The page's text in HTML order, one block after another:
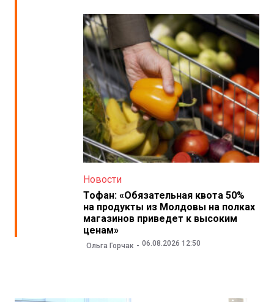
Новости
Тофан: «Обязательная квота 50%
на продукты из Молдовы на полках
магазинов приведет к высоким
ценам»
Ольга Горчак 06.08.2026 12:50